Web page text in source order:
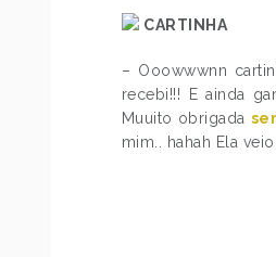
CARTINHA
– Ooowwwnn
recebi!!! E ainda
Muuito obrigada
mim.. hahah Ela